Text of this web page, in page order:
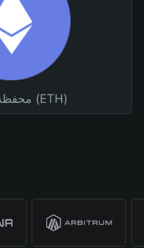
محفظة إيثيريوم (ETH)